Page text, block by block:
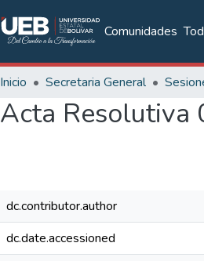
Comunidades
Inicio Secretaria General
Acta Resolutiva
dc.contributor.author
dc.date.accessioned